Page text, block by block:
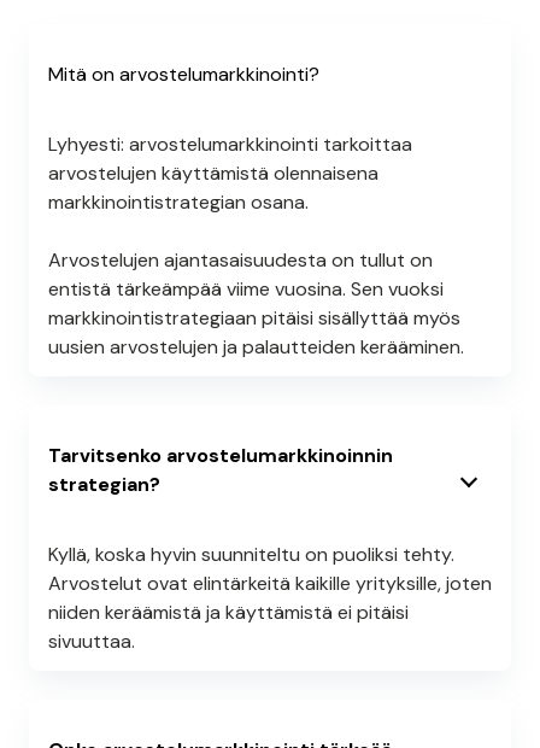
Mitä on arvostelumarkkinointi?
Lyhyesti: arvostelumarkkinointi tarkoittaa
arvostelujen käyttämistä olennaisena
markkinointistrategian osana.
Arvostelujen ajantasaisuudesta on tullut on
entistä tärkeämpää viime vuosina. Sen vuoksi
markkinointistrategiaan pitäisi sisällyttää myös
uusien arvostelujen ja palautteiden kerääminen.
Tarvitsenko arvostelumarkkinoinnin
strategian?
Kyllä, koska hyvin suunniteltu on puoliksi tehty.
Arvostelut ovat elintärkeitä kaikille yrityksille, joten
niiden keräämistä ja käyttämistä ei pitäisi
sivuuttaa.